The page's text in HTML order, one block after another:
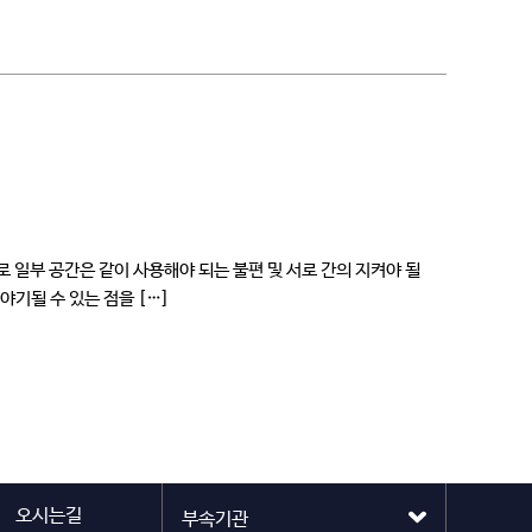
부 공간은 같이 사용해야 되는 불편 및 서로 간의 지켜야 될
기될 수 있는 점을 […]
오시는길